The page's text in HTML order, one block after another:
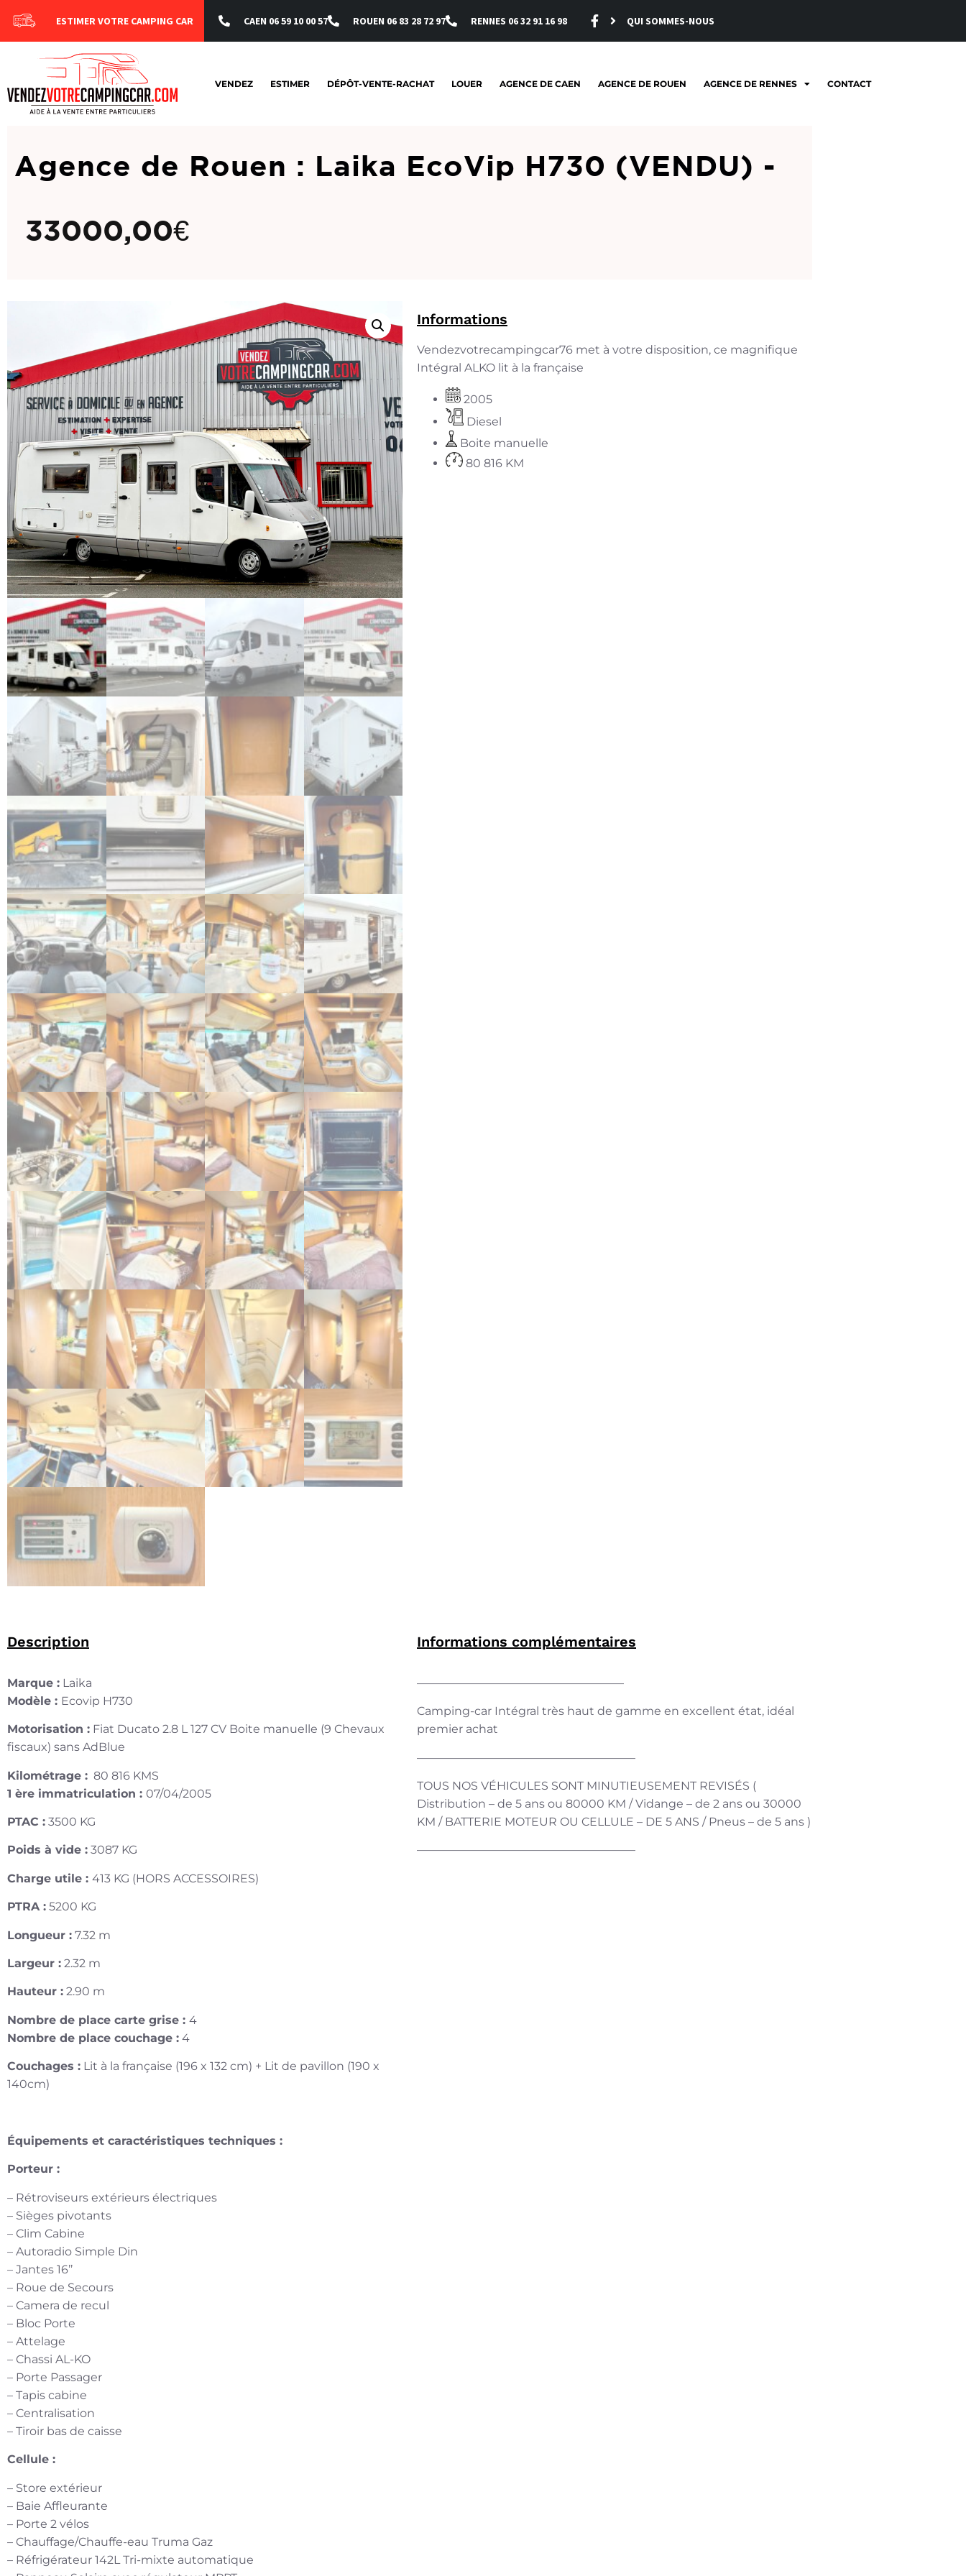
ESTIMER VOTRE CAMPING CAR CAEN 06 59 10 00 57 ROUEN 06 83 28 72 97 RENNES 06 32 91 16 98 QUI SOMMES-NOUS
VENDEZ ESTIMER DÉPÔT-VENTE-RACHAT LOUER AGENCE DE CAEN AGENCE DE ROUEN AGENCE DE RENNES CONTACT
Agence de Rouen : Laika EcoVip H730 (VENDU) -
33000,00€
Informations
Vendezvotrecampingcar76 met à votre disposition, ce magnifique
Intégral ALKO lit à la française
2005
Diesel
Boite manuelle
80 816 KM
Description
Marque : Laika
Modèle : Ecovip H730
Motorisation : Fiat Ducato 2.8 L 127 CV Boite manuelle (9 Chevaux
fiscaux) sans AdBlue
Kilométrage : 80 816 KMS
1 ère immatriculation : 07/04/2005
PTAC : 3500 KG
Poids à vide : 3087 KG
Charge utile : 413 KG (HORS ACCESSOIRES)
PTRA : 5200 KG
Longueur : 7.32 m
Largeur : 2.32 m
Hauteur : 2.90 m
Nombre de place carte grise : 4
Nombre de place couchage : 4
Couchages : Lit à la française (196 x 132 cm) + Lit de pavillon (190 x
140cm)
Équipements et caractéristiques techniques :
Porteur :
– Rétroviseurs extérieurs électriques
– Sièges pivotants
– Clim Cabine
– Autoradio Simple Din
– Jantes 16’’
– Roue de Secours
– Camera de recul
– Bloc Porte
– Attelage
– Chassi AL-KO
– Porte Passager
– Tapis cabine
– Centralisation
– Tiroir bas de caisse
Cellule :
– Store extérieur
– Baie Affleurante
– Porte 2 vélos
– Chauffage/Chauffe-eau Truma Gaz
– Réfrigérateur 142L Tri-mixte automatique
Informations complémentaires
——————————————————
Camping-car Intégral très haut de gamme en excellent état, idéal
premier achat
———————————————————
TOUS NOS VÉHICULES SONT MINUTIEUSEMENT REVISÉS (
Distribution – de 5 ans ou 80000 KM / Vidange – de 2 ans ou 30000
KM / BATTERIE MOTEUR OU CELLULE – DE 5 ANS / Pneus – de 5 ans )
———————————————————